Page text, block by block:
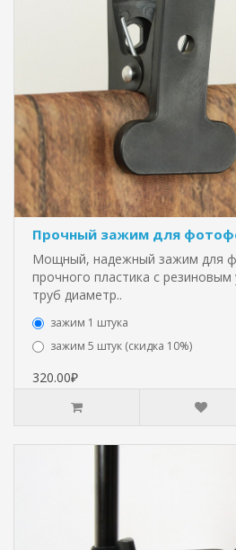
Прочный зажим для
Мощный, надежный зажим для
прочного пластика с
труб диаметр..
зажим 1 штука
зажим 5 штук (скидка 10%)
320.00₽